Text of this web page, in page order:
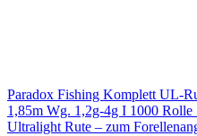
Paradox Fishing Komplett UL-
1,85m Wg. 1,2g-4g I 1000 Rolle
Ultralight Rute – zum